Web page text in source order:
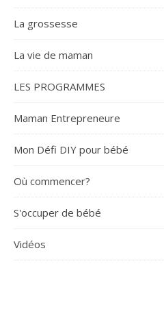
La grossesse
La vie de maman
LES PROGRAMMES
Maman Entrepreneure
Mon Défi DIY pour bébé
Où commencer?
S'occuper de bébé
Vidéos